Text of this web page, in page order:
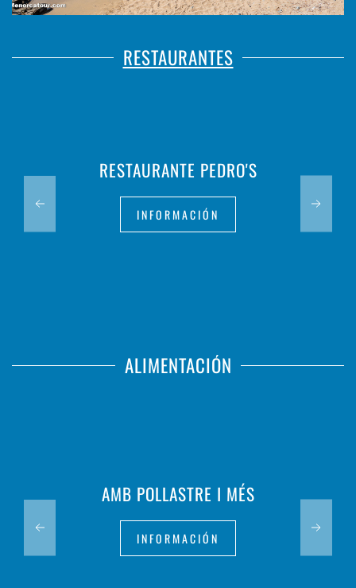
RESTAURANTES
RESTAURANTE PEDRO'S
INFORMACIÓN
ALIMENTACIÓN
AMB POLLASTRE I MÉS
INFORMACIÓN